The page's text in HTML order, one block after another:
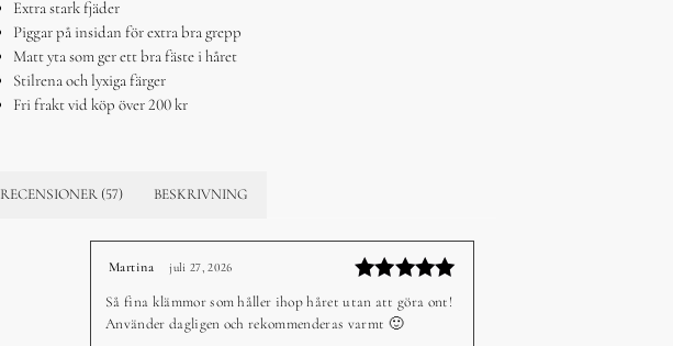
Extra stark fjäder
Piggar på insidan för extra bra grepp
Matt yta som ger ett bra fäste i håret
Stilrena och lyxiga färger
Fri frakt vid köp över 200 kr
RECENSIONER (57) BESKRIVNING
Betygsatt
5
av 5
Martina juli 27, 2026
Så fina klämmor som håller ihop håret utan att göra ont!
Använder dagligen och rekommenderas varmt 🙂